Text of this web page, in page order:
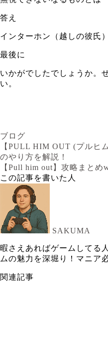
答え
インターホン（越しの彼氏）
最後に
いかがでしたでしょうか。
い。
ブログ
【PULL HIM OUT (プルヒ
のやり方を解説！
【Pull him out】攻略まと
この記事を書いた人
SAKUMA
暇さえあればゲームしてる
ムの魅力を深堀り！マニア
関連記事